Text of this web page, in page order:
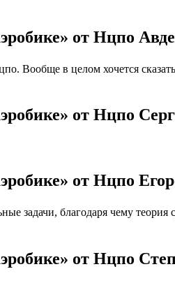
от Нцпо
Вообще в целом хочется
от Нцпо
от Нцпо
задачи, благодаря чему теория
от Нцпо